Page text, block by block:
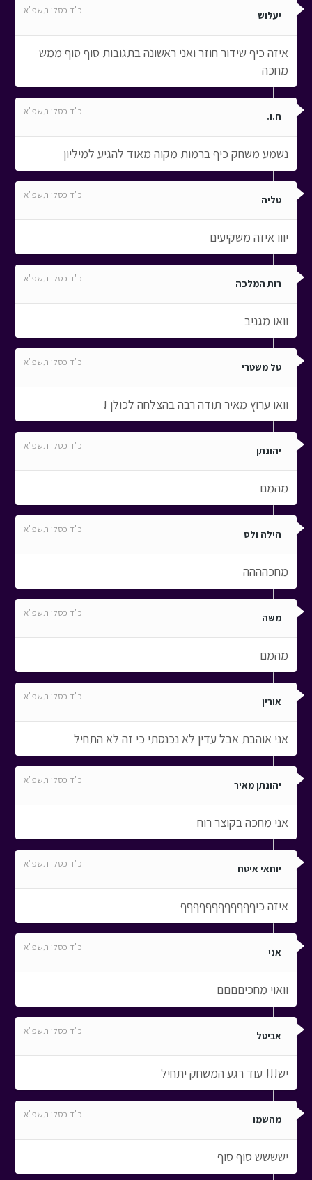
יעלוש כ"ד כסלו תשפ"א
איזה כיף שידור חוזר ואני ראשונה בתגובות סוף סוף ממש
מחכה
ח.ו. כ"ד כסלו תשפ"א
נשמע משחק כיף ברמות מקוה מאוד להגיע למיליון
טליה כ"ד כסלו תשפ"א
יווו איזה משקיעים
רות המלכה כ"ד כסלו תשפ"א
וואו מגניב
טל משטרי כ"ד כסלו תשפ"א
וואו ערוץ מאיר תודה רבה בהצלחה לכולן !
יהונתן כ"ד כסלו תשפ"א
מהמם
הילה ולס כ"ד כסלו תשפ"א
מחכהההה
משה כ"ד כסלו תשפ"א
מהמם
אורין כ"ד כסלו תשפ"א
אני אוהבת אבל עדין לא נכנסתי כי זה לא התחיל
יהונתן מאיר כ"ד כסלו תשפ"א
אני מחכה בקוצר רוח
יוחאי איטח כ"ד כסלו תשפ"א
איזה כיףףףףףףףףףףףף
אני כ"ד כסלו תשפ"א
וואוי מחכיםםםם
אביטל כ"ד כסלו תשפ"א
יש!!! עוד רגע המשחק יתחיל
מהשמו כ"ד כסלו תשפ"א
ישששש סוף סוף